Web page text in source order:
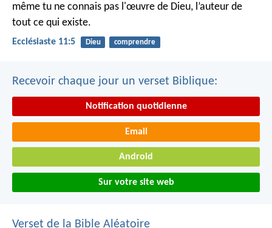
même tu ne connais pas l'œuvre de Dieu, l’auteur de
tout ce qui existe.
Ecclésiaste 11:5 Dieu comprendre
Recevoir chaque jour un verset Biblique:
Notification quotidienne
Email
Android
Sur votre site web
Verset de la Bible Aléatoire